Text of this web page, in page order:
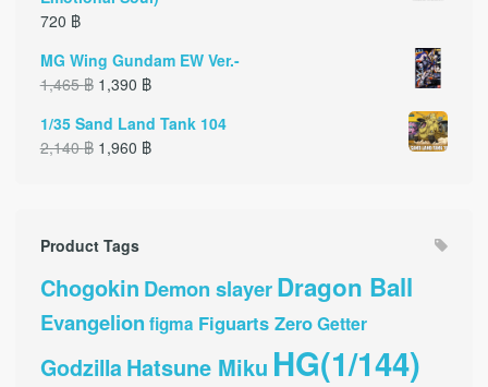
720 ฿
MG Wing Gundam EW Ver.-
1,465฿ 1,390 ฿
1/35 Sand Land Tank 104
2,140฿ 1,960 ฿
Product Tags
Chogokin Demon slayerDragon Ball
Evangelion figma Figuarts ZeroGetter
GodzillaHatsune Miku HG(1/144)